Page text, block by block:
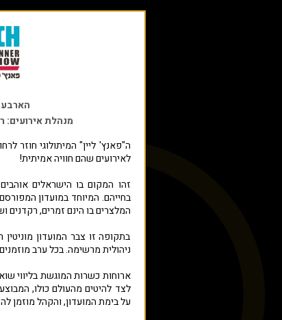
הארבעה 14, תל
מנהלת אירועים:
ה"פאנץ' ליין" המיתולוגי חוזר
לאירועים שהם חוויה אמיתית!
זהו המקום בו הישראלים
המלצרים בו הינם זמרים, רקדנים
בתקופה זו צבר המועדון
ניהולית מרשימה. בכל ערב
ארוחות כשרות המוגשת בליווי
לצד להיטים מהעולם כולו,
על בימת המועדון, והקהל מוזמן